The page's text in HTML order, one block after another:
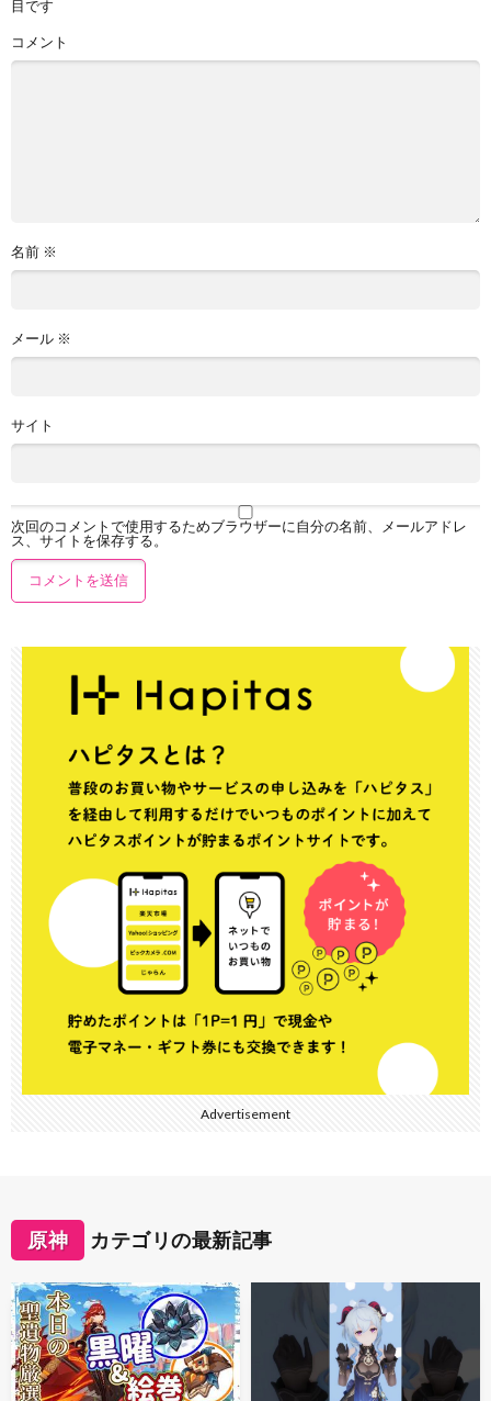
目です
コメント
名前 ※
メール ※
サイト
次回のコメントで使用するためブラウザーに自分の名前、メールアドレ
ス、サイトを保存する。
Advertisement
原神 カテゴリの最新記事